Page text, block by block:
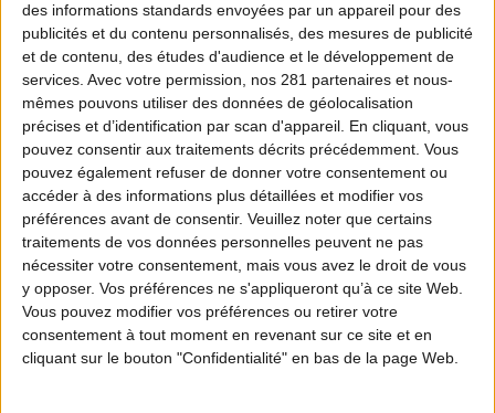
des informations standards envoyées par un appareil pour des
publicités et du contenu personnalisés, des mesures de publicité
et de contenu, des études d'audience et le développement de
services. Avec votre permission, nos 281 partenaires et nous-
mêmes pouvons utiliser des données de géolocalisation
précises et d’identification par scan d'appareil. En cliquant, vous
pouvez consentir aux traitements décrits précédemment. Vous
pouvez également refuser de donner votre consentement ou
accéder à des informations plus détaillées et modifier vos
préférences avant de consentir. Veuillez noter que certains
traitements de vos données personnelles peuvent ne pas
nécessiter votre consentement, mais vous avez le droit de vous
y opposer. Vos préférences ne s'appliqueront qu’à ce site Web.
Vous pouvez modifier vos préférences ou retirer votre
consentement à tout moment en revenant sur ce site et en
cliquant sur le bouton "Confidentialité" en bas de la page Web.